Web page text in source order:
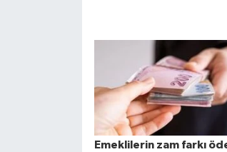
Emeklilerin zam farkı